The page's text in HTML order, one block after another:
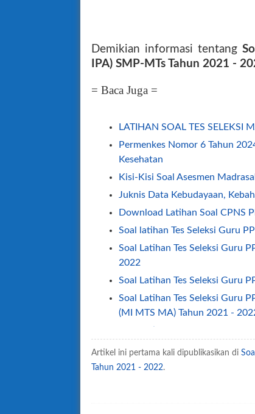
Demikian informasi tentang
IPA) SMP-MTs Tahun 2021 -
= Baca Juga =
LATIHAN SOAL TES SELEKSI
Permenkes Nomor 6 Tahun
Kesehatan
Kisi-Kisi Soal Asesmen
Juknis Data Kebudayaan,
Download Latihan Soal CPNS
Soal latihan Tes Seleksi Guru
Soal Latihan Tes Seleksi Guru
2022
Soal Latihan Tes Seleksi Guru
Soal Latihan Tes Seleksi Guru
(MI MTS MA) Tahun 2021 -
Soal Latihan Tes Seleksi Guru
Artikel ini pertama kali dipublikasikan di
Tahun 2021 - 2022.